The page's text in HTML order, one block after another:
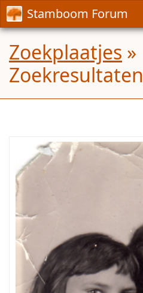
Stamboom Forum
Zoekplaatjes »
Zoekresultaten
Wie
kent
deze
dames